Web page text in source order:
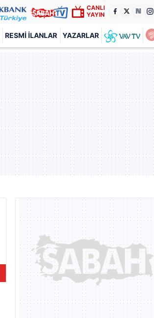
CANLI
YAYIN
RESMI İLANLAR YAZARLAR